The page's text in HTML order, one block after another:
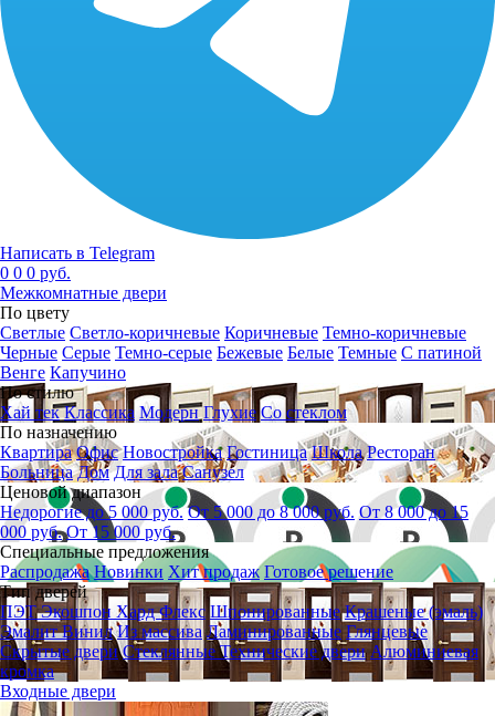
Написать в Telegram
0 0 0 руб.
Межкомнатные двери
По цвету
Светлые Светло-коричневые Коричневые Темно-коричневые
Черные Серые Темно-серые Бежевые Белые Темные С патиной
Венге Капучино
По стилю
Хай тек Классика Модерн Глухие Со стеклом
По назначению
Квартира Офис Новостройка Гостиница Школа Ресторан
Больница Дом Для зала Санузел
Ценовой диапазон
Недорогие до 5 000 руб. От 5 000 до 8 000 руб. От 8 000 до 15
000 руб. От 15 000 руб.
Специальные предложения
Распродажа Новинки Хит продаж Готовое решение
Тип дверей
ПЭТЭкошпон Хард Флекс Шпонированные Крашеные (эмаль)
ЭмалитВинил Из массива Ламинированные Глянцевые
Скрытые двери СтеклянныеТехнические двери Алюминиевая
кромка
Входные двери